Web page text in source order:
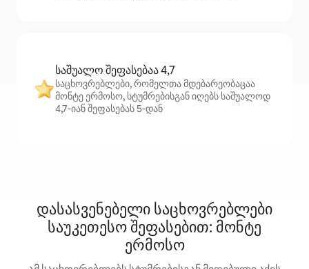
საშუალო შეფასებაა 4,7
საცხოვრებლები, რომელთა მდებარეობაცაა
მონტე ერმოსო, სტუმრებისგან იღებს საშუალოდ
4,7‑იან შეფასებას 5‑დან
დასასვენებელი საცხოვრებლები
საუკეთესო შეფასებით: მონტე
ერმოსო